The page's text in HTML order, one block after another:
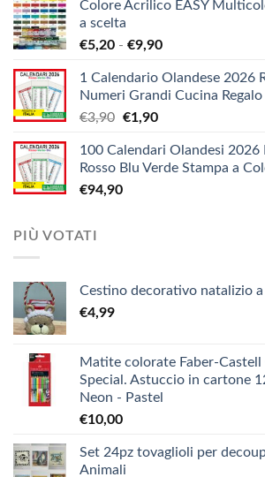
prezzo:
€12,10
Colore Acrilico EASY
a scelta
€5,20 - €9,90Fascia
prezzo:
da
€9,90
1 Calendario Olandese 2026
Numeri Grandi Cucina
€3,90 Il
originale
era:
€3,90.
€1,90Il
attuale
è:
100 Calendari Olandesi 2026
Rosso Blu Verde Stampa a
€94,90
PIÙ VOTATI
Cestino decorativo natalizio
€4,99
Matite colorate Faber-
Special. Astuccio in cartone
Neon - Pastel
€10,00
Set 24pz tovaglioli per
Animali